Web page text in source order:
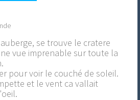
se trouve le cratere
vue imprenable sur toute la
pour voir le couché de soleil.
et le vent ca vallait